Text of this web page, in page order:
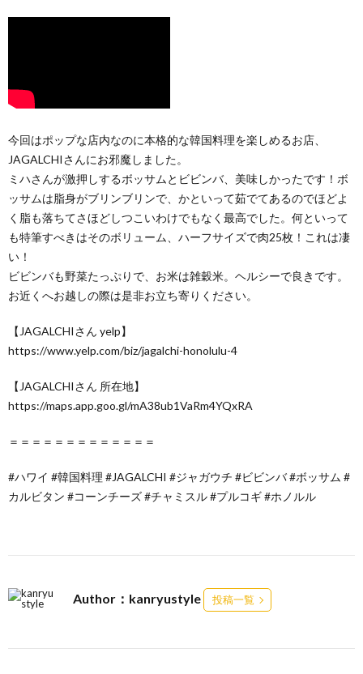
今回はポップな店内なのに本格的な韓国料理を楽しめるお店、
JAGALCHIさんにお邪魔しました。
ミハさんが激押しするボッサムとビビンバ、美味しかったです！ボ
ッサムは脂身がブリンブリンで、かといって茹でてあるのでほどよ
く脂も落ちてさほどしつこいわけでもなく最高でした。何といって
も特筆すべきはそのボリューム、ハーフサイズで肉25枚！これは凄
い！
ビビンバも野菜たっぷりで、お米は雑穀米。ヘルシーで良きです。
お近くへお越しの際は是非お立ち寄りください。
【JAGALCHIさん yelp】
https://www.yelp.com/biz/jagalchi-honolulu-4
【JAGALCHIさん 所在地】
https://maps.app.goo.gl/mA38ub1VaRm4YQxRA
＝＝＝＝＝＝＝＝＝＝＝＝＝
#ハワイ #韓国料理 #JAGALCHI #ジャガウチ #ビビンバ #ボッサム #
カルビタン #コーンチーズ #チャミスル #プルコギ #ホノルル
Author：kanryustyle 投稿一覧